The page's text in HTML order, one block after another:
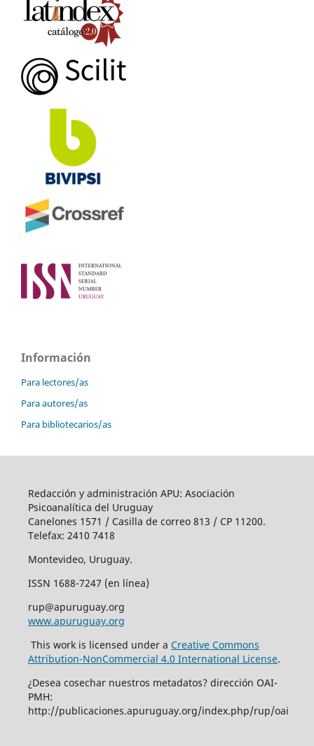
Información
Para lectores/as
Para autores/as
Para bibliotecarios/as
Redacción y administración APU: Asociación
Psicoanalítica del Uruguay
Canelones 1571 / Casilla de correo 813 / CP 11200.
Telefax: 2410 7418
Montevideo, Uruguay.
ISSN 1688-7247 (en línea)
rup@apuruguay.org
www.apuruguay.org
This work is licensed under a Creative Commons
Attribution-NonCommercial 4.0 International License.
¿Desea cosechar nuestros metadatos? dirección OAI-
PMH:
http://publicaciones.apuruguay.org/index.php/rup/oai